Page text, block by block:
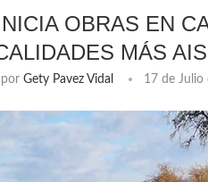
OBRAS EN
MÁS
porGety Pavez Vidal 17 de Julio